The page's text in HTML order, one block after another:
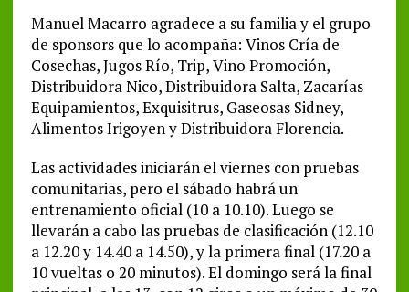
Manuel Macarro agradece a su familia y el grupo
de sponsors que lo acompaña: Vinos Cría de
Cosechas, Jugos Río, Trip, Vino Promoción,
Distribuidora Nico, Distribuidora Salta, Zacarías
Equipamientos, Exquisitrus, Gaseosas Sidney,
Alimentos Irigoyen y Distribuidora Florencia.
Las actividades iniciarán el viernes con pruebas
comunitarias, pero el sábado habrá un
entrenamiento oficial (10 a 10.10). Luego se
llevarán a cabo las pruebas de clasificación (12.10
a 12.20 y 14.40 a 14.50), y la primera final (17.20 a
10 vueltas o 20 minutos). El domingo será la final